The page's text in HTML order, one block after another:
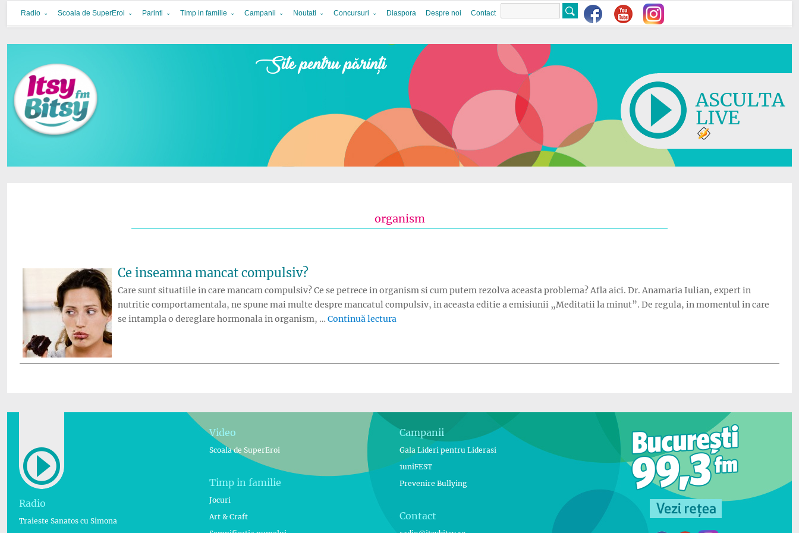
Itsy Bitsy
bucurie in familie
Radio Scoala de SuperEroi Parinti Timp in familie Campanii Noutati Concursuri Diaspora Despre noi Contact
ASCULTA
LIVE
organism
Ce inseamna mancat compulsiv?
Care sunt situatiile in care mancam compulsiv? Ce se petrece in organism si cum putem rezolva aceasta problema? Afla aici. Dr. Anamaria Iulian, expert in
nutritie comportamentala, ne spune mai multe despre mancatul compulsiv, in aceasta editie a emisiunii „Meditatii la minut”. De regula, in momentul in care
se intampla o dereglare hormonala in organism, … Continuă lectura
Radio
Traieste Sanatos cu Simona
Video
Scoala de SuperEroi
Timp in familie
Jocuri
Art & Craft
Campanii
Gala Lideri pentru Liderasi
1uniFEST
Prevenire Bullying
Contact